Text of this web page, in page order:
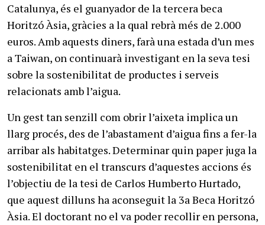
Catalunya, és el guanyador de la tercera beca
Horitzó Àsia, gràcies a la qual rebrà més de 2.000
euros. Amb aquests diners, farà una estada d’un mes
a Taiwan, on continuarà investigant en la seva tesi
sobre la sostenibilitat de productes i serveis
relacionats amb l’aigua.
Un gest tan senzill com obrir l’aixeta implica un
llarg procés, des de l’abastament d’aigua fins a fer-la
arribar als habitatges. Determinar quin paper juga la
sostenibilitat en el transcurs d’aquestes accions és
l’objectiu de la tesi de Carlos Humberto Hurtado,
que aquest dilluns ha aconseguit la 3a Beca Horitzó
Àsia. El doctorant no el va poder recollir en persona,